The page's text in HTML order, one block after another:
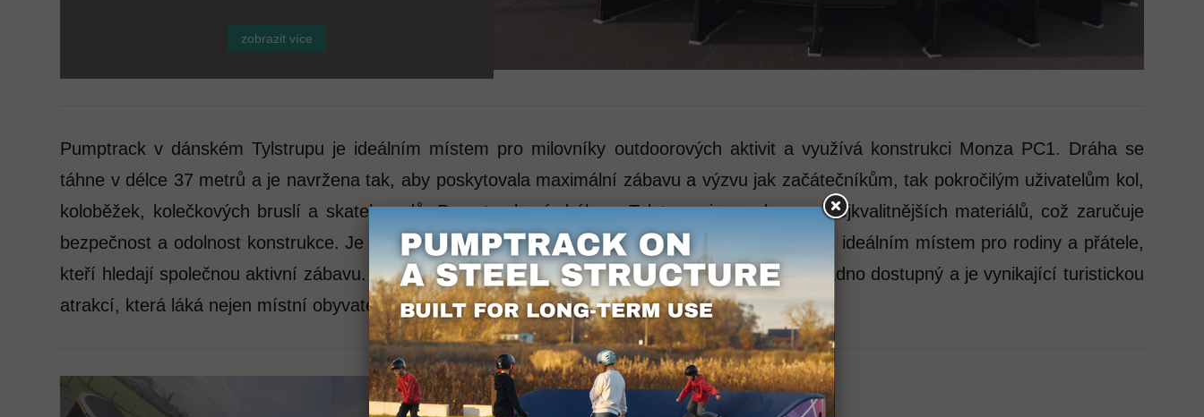
zobrazit více
Pumptrack v dánském Tylstrupu je ideálním místem pro milovníky outdoorových aktivit a využívá konstrukci Monza PC1. Dráha se
táhne v délce 37 metrů a je navržena tak, aby poskytovala maximální zábavu a výzvu jak začátečníkům, tak pokročilým uživatelům kol,
koloběžek, kolečkových bruslí a skateboardů. Pumptracková dráha v Tylstrupu je vyrobena z nejkvalitnějších materiálů, což zaručuje
bezpečnost a odolnost konstrukce. Je uživatelsky přívětivý pro všechny věkové skupiny, takže je ideálním místem pro rodiny a přátele,
kteří hledají společnou aktivní zábavu. Pumptrack se nachází v malebném okolí Tylstrupu, je snadno dostupný a je vynikající turistickou
atrakcí, která láká nejen místní obyvatele, ale i turisty z jiných oblastí Dánska a zahraničí.